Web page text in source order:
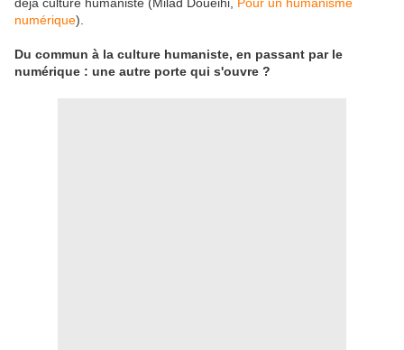
numérique).
Du commun à la culture humaniste, en passant par le
numérique : une autre porte qui s'ouvre ?